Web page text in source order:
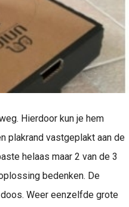
Hierdoor kun je hem
plakrand vastgeplakt aan de
helaas maar 2 van de 3
bedenken. De
Weer eenzelfde grote